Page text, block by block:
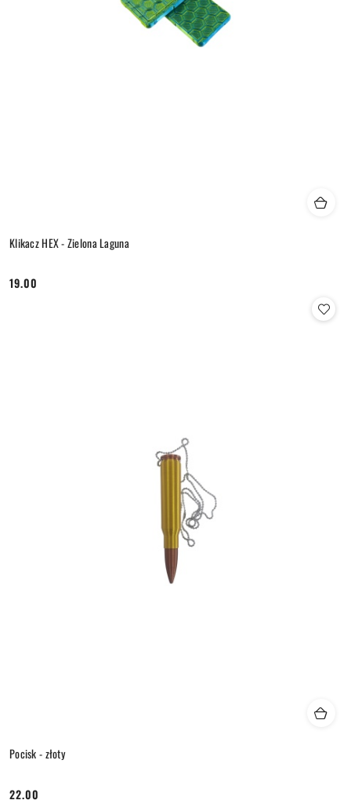
Klikacz HEX - Zielona Laguna
Cena:
19.00
Pocisk - złoty
Cena:
22.00